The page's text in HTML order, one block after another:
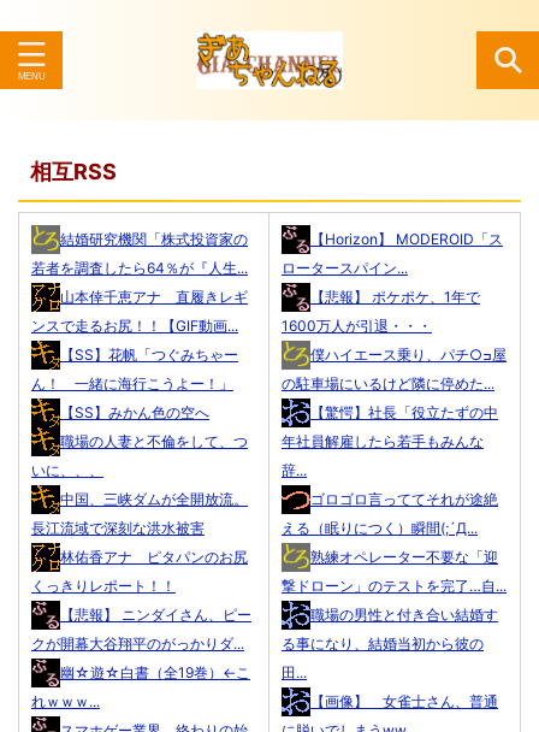
検索
相互RSS
結婚研究機関「株式投資家の
若者を調査したら64％が『人生...
山本倖千恵アナ 直履きレギ
ンスで走るお尻！！【GIF動画...
【SS】花帆「つぐみちゃー
ん！ 一緒に海行こうよー！」
【SS】みかん色の空へ
職場の人妻と不倫をして、つ
いに、、、
中国、三峡ダムが全開放流。
長江流域で深刻な洪水被害
林佑香アナ ピタパンのお尻
くっきりレポート！！
【悲報】 ニンダイさん、ピー
クが開幕大谷翔平のがっかりダ...
幽☆遊☆白書（全19巻）←こ
れｗｗｗ...
【Horizon】 MODEROID「ス
ロータースパイン...
【悲報】 ポケポケ、1年で
1600万人が引退・・・
僕ハイエース乗り、パチ○ߏ屋
の駐車場にいるけど隣に停めた...
【驚愕】社長「役立たずの中
年社員解雇したら若手もみんな
辞...
ゴロゴロ言っててそれが途絶
える（眠りにつく）瞬間(;´Д...
熟練オペレーター不要な「迎
撃ドローン」のテストを完了…自...
職場の男性と付き合い結婚す
る事になり、結婚当初から彼の
田...
【画像】 女雀士さん、普通